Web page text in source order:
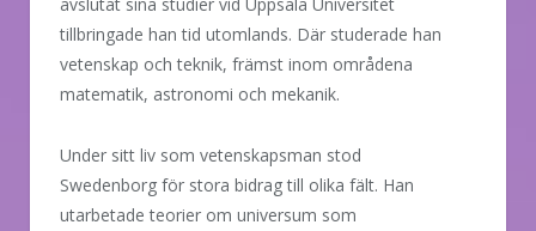
tillbringade han tid utomlands. Där studerade han
vetenskap och teknik, främst inom områdena
matematik, astronomi och mekanik.
Under sitt liv som vetenskapsman stod
Swedenborg för stora bidrag till olika fält. Han
utarbetade teorier om universum som